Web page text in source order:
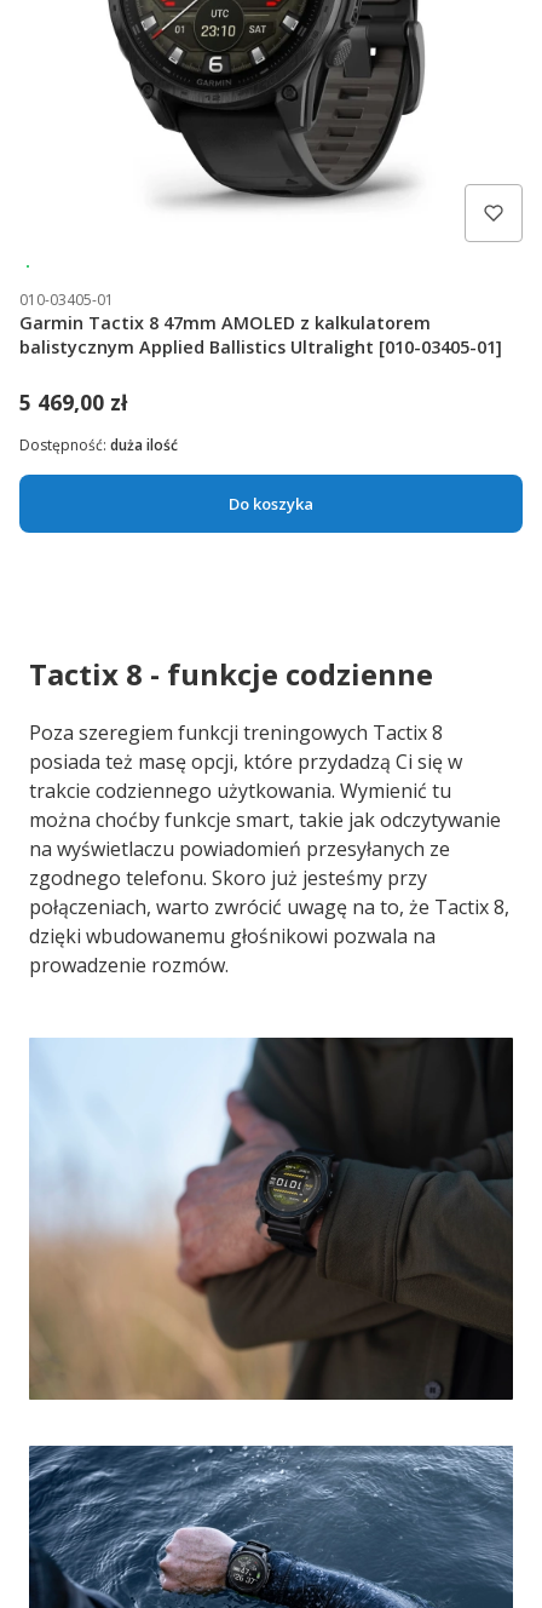
010-03405-01
Garmin Tactix 8 47mm AMOLED z kalkulatorem
balistycznym Applied Ballistics Ultralight [010-03405-01]
5 469,00 zł
Do koszyka
Dostępność: duża ilość
Tactix 8 - funkcje codzienne
Poza szeregiem funkcji treningowych Tactix 8
posiada też masę opcji, które przydadzą Ci się w
trakcie codziennego użytkowania. Wymienić tu
można choćby funkcje smart, takie jak odczytywanie
na wyświetlaczu powiadomień przesyłanych ze
zgodnego telefonu. Skoro już jesteśmy przy
połączeniach, warto zwrócić uwagę na to, że Tactix 8,
dzięki wbudowanemu głośnikowi pozwala na
prowadzenie rozmów.